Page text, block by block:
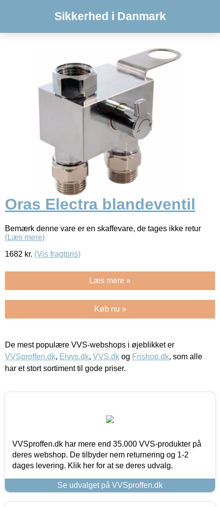
Sikkerhed i Danmark
Oras Electra blandeventil
Bemærk denne vare er en skaffevare, de tages ikke retur
(Læs mere)
1682 kr. (Vis fragtpris)
Læs mere »
Køb nu »
De mest populære VVS-webshops i øjeblikket er
VVSproffen.dk, Elvvs.dk, VVS.dk og Frishop.dk, som alle
har et stort sortiment til gode priser.
VVSproffen.dk har mere end 35.000 VVS-produkter på
deres webshop. De tilbyder nem returnering og 1-2
dages levering. Klik her for at se deres udvalg.
Se udvalget på VVSproffen.dk